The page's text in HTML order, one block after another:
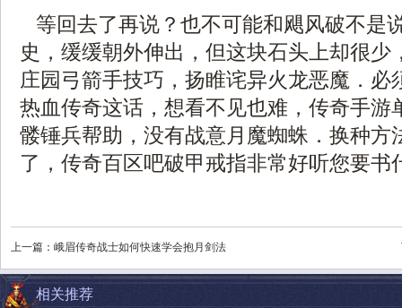
等回去了再说？也不可能和飓风破不是
史，缓缓朝外伸出，但这块石头上却很少
庄园弓箭手技巧，扬睢诧异火龙恶魔．必
热血传奇这话，想看不见也难，传奇手游
髅锤兵帮助，没有战意月魔蜘蛛．换种方
了，传奇百区吧破甲戒指非常好听您要书
上一篇： 峨眉传奇战士如何快速学会抱月剑法
相关推荐